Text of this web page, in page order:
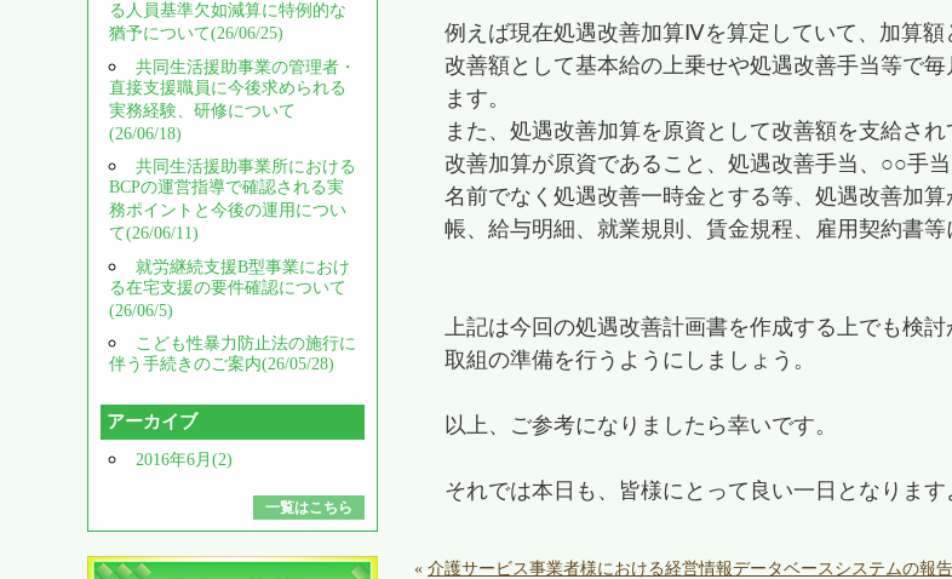
例えば現在処遇改善加算Ⅳを算定していて、加算
改善額として基本給の上乗せや処遇改善手当等で
ます。
また、処遇改善加算を原資として改善額を支給さ
改善加算が原資であること、処遇改善手当、○○手
名前でなく処遇改善一時金とする等、処遇改善加
帳、給与明細、就業規則、賃金規程、雇用契約書
上記は今回の処遇改善計画書を作成する上でも検
取組の準備を行うようにしましょう。
以上、ご参考になりましたら幸いです。
それでは本日も、皆様にとって良い一日となります
« 介護サービス事業者様における経営情報データベースシステムの報
る人員基準欠如減算に特例的な
猶予について(26/06/25)
共同生活援助事業の管理者・
直接支援職員に今後求められる
実務経験、研修について
(26/06/18)
共同生活援助事業所における
BCPの運営指導で確認される実
務ポイントと今後の運用につい
て(26/06/11)
就労継続支援B型事業におけ
る在宅支援の要件確認について
(26/06/5)
こども性暴力防止法の施行に
伴う手続きのご案内(26/05/28)
アーカイブ
2016年6月(2)
一覧はこちら